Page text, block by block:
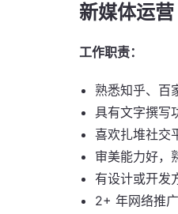
新媒体运营
工作职责：
熟悉知乎、百
具有文字撰写
喜欢扎堆社交
审美能力好，
有设计或开发
2+ 年网络推